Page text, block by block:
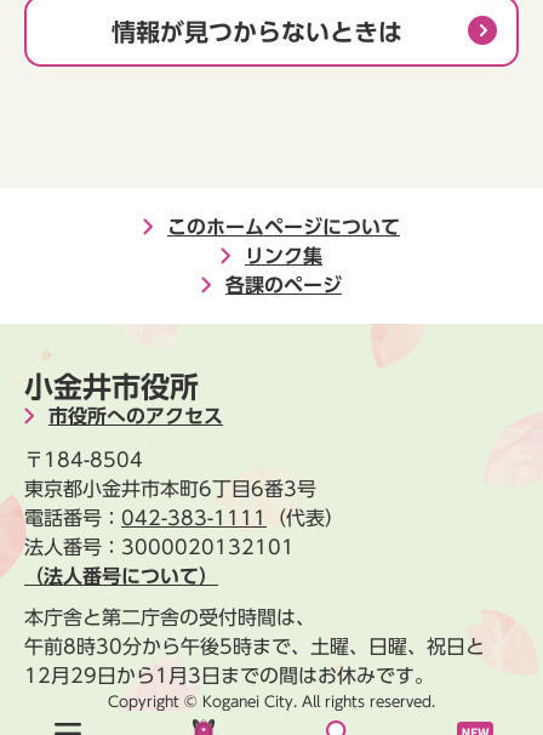
情報が見つからないときは
このホームページについて
リンク集
各課のページ
小金井市役所
市役所へのアクセス
〒184-8504
東京都小金井市本町6丁目6番3号
電話番号： 042-383-1111
（代表）
法人番号：3000020132101
（法人番号について）
本庁舎と第二庁舎の受付時間は、
午前8時30分から午後5時まで、土曜、日曜、祝日と
12月29日から1月3日までの間はお休みです。
Copyright © Koganei City. All rights reserved.